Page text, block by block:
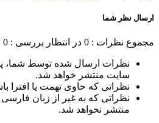
ارسال نظر شما
مجموع نظرات : 0 در انتظار بررسی : 0
نظرات ارسال شده توسط شما،
سایت منتشر خواهد شد.
نظراتی که حاوی تهمت یا افترا
نظراتی که به غیر از زبان فارسی
منتشر نخواهد شد.